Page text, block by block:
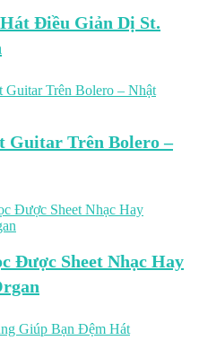
Điều Giản Dị St.
Guitar Trên Bolero –
Được Sheet Nhạc Hay